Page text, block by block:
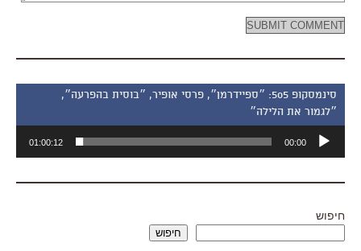
סינמסקופ 505: ״ספיידרמן״, פרסי אופיר, ״בוסית בהפרעה״,
״לגמור את הלילה״
אודיו
00:00
01:00:12
חיפוש
חיפוש